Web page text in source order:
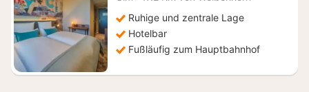
84
Ruhige und zentrale Lage
Hotelbar
Fußläufig zum Hauptbahnhof